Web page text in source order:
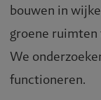
bouwen in
groene
We
functioneren.